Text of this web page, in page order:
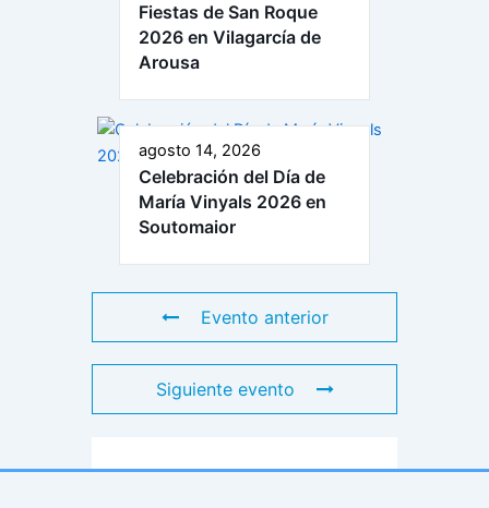
Fiestas de San Roque
2026 en Vilagarcía de
Arousa
agosto 14, 2026
Celebración del Día de
María Vinyals 2026 en
Soutomaior
Evento anterior
Siguiente evento